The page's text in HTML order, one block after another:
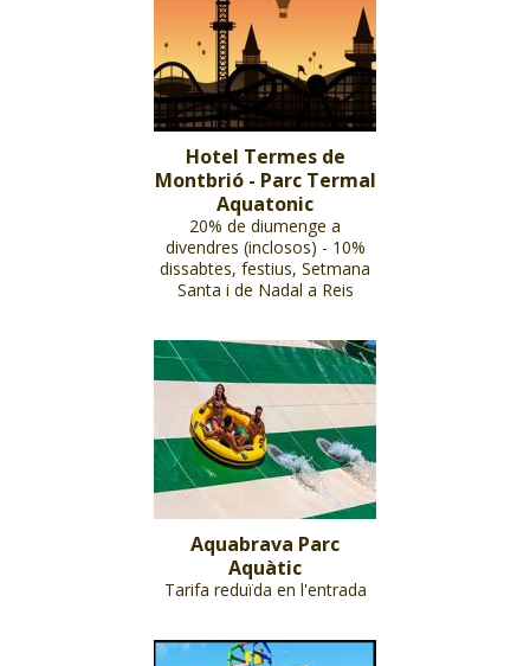
Hotel Termes de
Montbrió - Parc Termal
Aquatonic
20% de diumenge a
divendres (inclosos) - 10%
dissabtes, festius, Setmana
Santa i de Nadal a Reis
Aquabrava Parc
Aquàtic
Tarifa reduïda en l'entrada